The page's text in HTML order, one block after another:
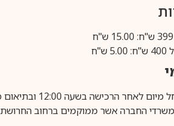
הרכישה בשעה 12:00 ובתיאום מראש בלבד.
החברה אשר ממוקמים ברחוב החרושת 25, רעננה.